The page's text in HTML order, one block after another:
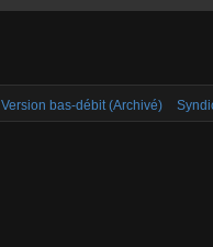
Version bas-débit (Archivé)